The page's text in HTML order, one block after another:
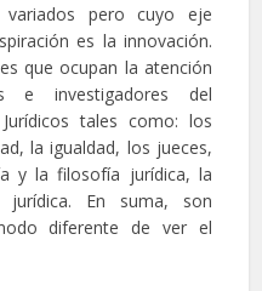
pero cuyo eje
es la innovación.
que ocupan la atención
e investigadores del
tales como: los
la igualdad, los jueces,
y la filosofía jurídica, la
En suma, son
diferente de ver el